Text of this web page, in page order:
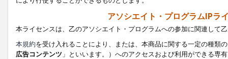
アソシエイト・プログラムIPラ
本ライセンスは、乙のアソシエイト・プログラムへの参加に関連して
本規約を受け入れることにより、または、本商品に関する一定の種類
広告コンテンツ 」といいます。）へのアクセスおよび利用ができる専